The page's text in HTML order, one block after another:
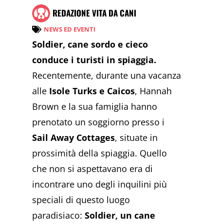
REDAZIONE VITA DA CANI
NEWS ED EVENTI
Soldier, cane sordo e cieco
conduce i turisti in spiaggia.
Recentemente, durante una vacanza
alle Isole Turks e Caicos, Hannah
Brown e la sua famiglia hanno
prenotato un soggiorno presso i
Sail Away Cottages, situate in
prossimità della spiaggia. Quello
che non si aspettavano era di
incontrare uno degli inquilini più
speciali di questo luogo
paradisiaco:Soldier, un cane